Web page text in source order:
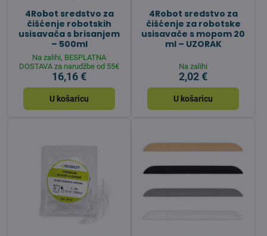
4Robot sredstvo za
čišćenje robotskih
usisavača s brisanjem
– 500ml
Na zalihi, BESPLATNA
DOSTAVA za narudžbe od 55€
16,16 €
U košaricu
4Robot sredstvo za
čišćenje za robotske
usisavače s mopom 20
ml – UZORAK
Na zalihi
2,02 €
U košaricu